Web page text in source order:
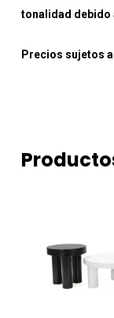
tonalidad debido
Precios sujetos